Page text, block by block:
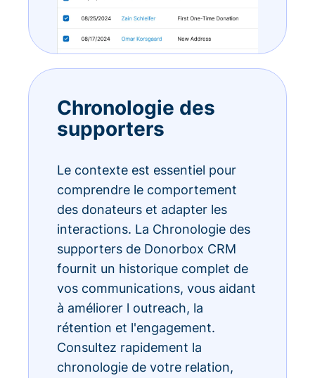
Chronologie des
supporters
Le contexte est essentiel pour
comprendre le comportement
des donateurs et adapter les
interactions. La Chronologie des
supporters de Donorbox CRM
fournit un historique complet de
vos communications, vous aidant
à améliorer l outreach, la
rétention et l'engagement.
Consultez rapidement la
chronologie de votre relation,